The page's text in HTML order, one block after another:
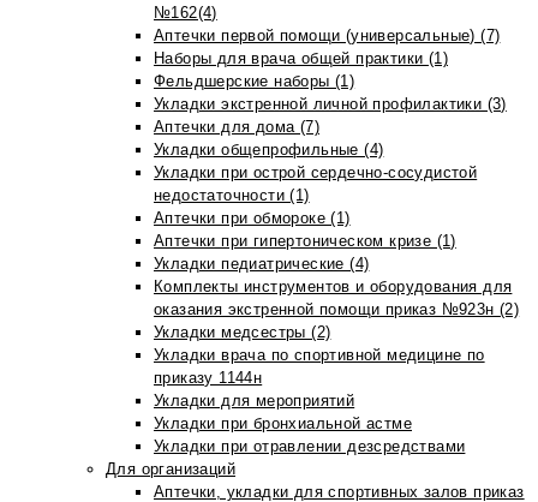
№162(4)
Аптечки первой помощи (универсальные) (7)
Наборы для врача общей практики (1)
Фельдшерские наборы (1)
Укладки экстренной личной профилактики (3)
Аптечки для дома (7)
Укладки общепрофильные (4)
Укладки при острой сердечно-сосудистой
недостаточности (1)
Аптечки при обмороке (1)
Аптечки при гипертоническом кризе (1)
Укладки педиатрические (4)
Комплекты инструментов и оборудования для
оказания экстренной помощи приказ №923н (2)
Укладки медсестры (2)
Укладки врача по спортивной медицине по
приказу 1144н
Укладки для мероприятий
Укладки при бронхиальной астме
Укладки при отравлении дезсредствами
Для организаций
Аптечки, укладки для спортивных залов приказ